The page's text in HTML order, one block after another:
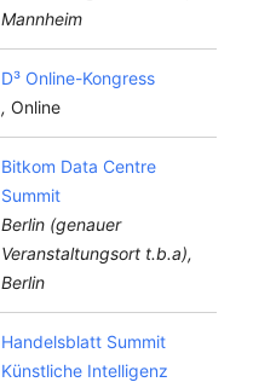
Mannheim
D³ Online-Kongress
, Online
Bitkom Data Centre
Summit
Berlin (genauer
Veranstaltungsort t.b.a),
Berlin
Handelsblatt Summit
Künstliche Intelligenz